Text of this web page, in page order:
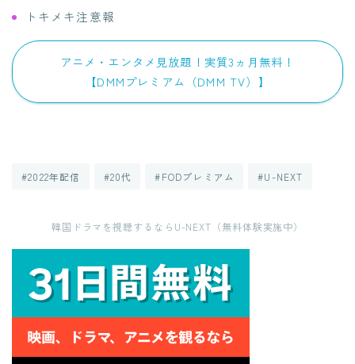
トキメキ注意報
アニメ・エンタメ見放題！実質3ヵ月無料！
【DMMプレミアム（DMM TV）】
#2022年配信 #20代 #FODプレミアム #U-NEXT
韓国ドラマを視聴するならU-NEXT（無料体験実施中）